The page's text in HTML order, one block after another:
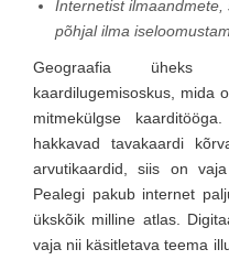
Internetist
põhjal ilma
Geograafia üheks
kaardilugemisoskus, mida
mitmekülgse
hakkavad tavakaardi
arvutikaardid, siis on
Pealegi pakub internet
ükskõik milline atlas.
vaja nii käsitletava teema